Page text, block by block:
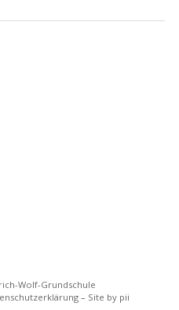
Wolf-Grundschule
Site by pii